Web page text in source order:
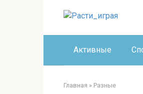
Активные
Главная » Разные